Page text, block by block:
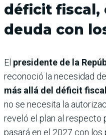
déficit fiscal,
deuda con
El presidente de la
reconoció la necesidad de
más allá del déficit fiscal
no se necesita la
reveló el plan al respecto
pasará en el 2027 con los